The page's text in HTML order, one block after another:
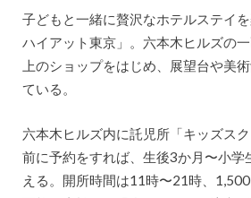
子どもと一緒に贅沢なホテルステイ
ハイアット東京」。六本木ヒルズの
上のショップをはじめ、展望台や美
ている。
六本木ヒルズ内に託児所「キッズス
前に予約をすれば、生後3か月〜小学
える。開所時間は11時〜21時、